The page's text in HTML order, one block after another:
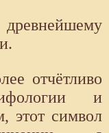
отчётливо
и
этот символ